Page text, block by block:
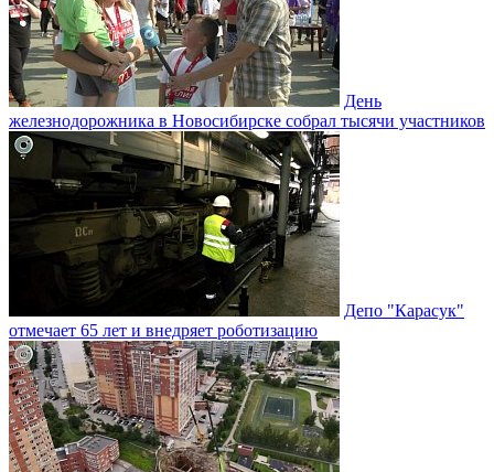
День
железнодорожника в Новосибирске собрал тысячи участников
Депо "Карасук"
отмечает 65 лет и внедряет роботизацию